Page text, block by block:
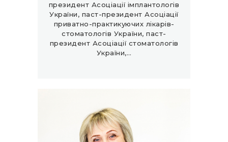
президент Асоціації імплантологів
України, паст-президент Асоціації
приватно-практикуючих лікарів-
стоматологів України, паст-
президент Асоціації стоматологів
України,…